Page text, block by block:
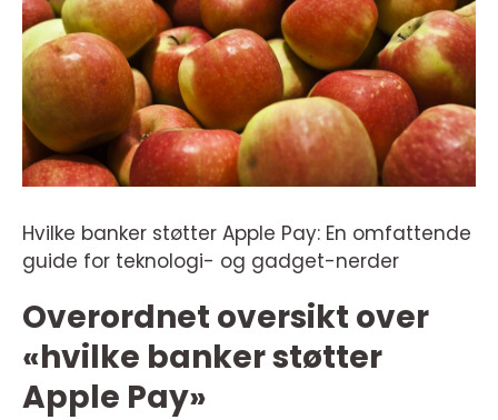
Hvilke banker støtter Apple Pay: En omfattende
guide for teknologi- og gadget-nerder
Overordnet oversikt over
«hvilke banker støtter
Apple Pay»